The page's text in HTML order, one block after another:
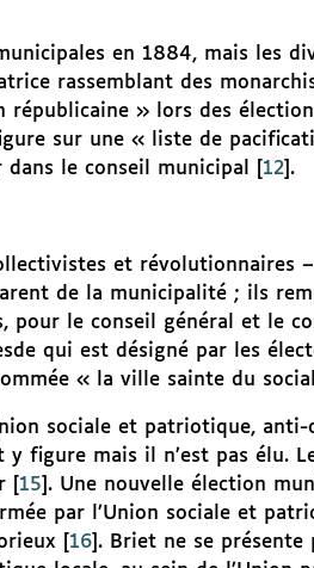
en 1884, mais les
rassemblant des
républicaine » lors des
sur une « liste de
le conseil municipal
12] .
et révolutionnaires
de la municipalité ; ils
pour le conseil général et le
qui est désigné par les
« la ville sainte du
sociale et patriotique,
figure mais il n’est pas élu.
[ 15 . Une nouvelle élection
par l’Union sociale et
16] . Briet ne se présente